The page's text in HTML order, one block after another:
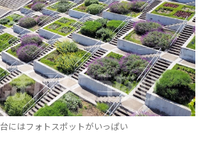
にはフォトスポットがいっぱい